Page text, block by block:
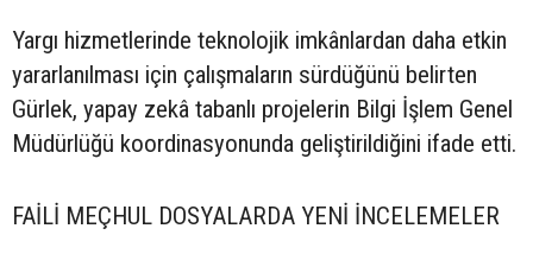
Yargı hizmetlerinde teknolojik imkânlardan daha etkin
yararlanılması için çalışmaların sürdüğünü belirten
Gürlek, yapay zekâ tabanlı projelerin Bilgi İşlem Genel
Müdürlüğü koordinasyonunda geliştirildiğini ifade etti.
FAİLİ MEÇHUL DOSYALARDA YENİ İNCELEMELER